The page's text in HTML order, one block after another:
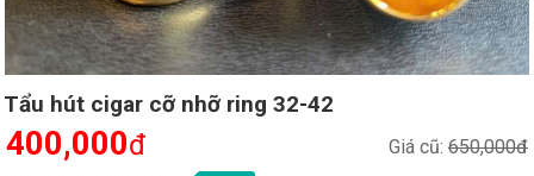
Tẩu hút cigar cỡ nhỡ ring 32-42
Giá cũ: 650,000đ
400,000đ